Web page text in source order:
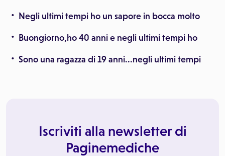
Negli ultimi tempi ho un sapore in bocca molto
Buongiorno,ho 40 anni e negli ultimi tempi ho
Sono una ragazza di 19 anni...negli ultimi tempi
Iscriviti alla newsletter di
Paginemediche